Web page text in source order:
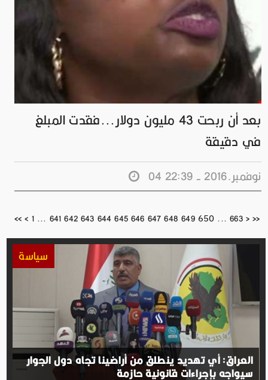
بعد أن ربحت 43 مليون دولار...فقدت المبلغ
في دقيقة
04 نوفمبر.2016 - 22:39
<< < 1 ... 641 642 643 644 645 646 647 648 649 650 ... 663 > >>
سياسة
العراق: أي تهديد ينطلق من أراضينا تجاه دول الجوار
سيواجه بإجراءات قانونية حازمة